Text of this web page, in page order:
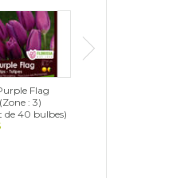
Flag
: 3)
de 40 bulbes)